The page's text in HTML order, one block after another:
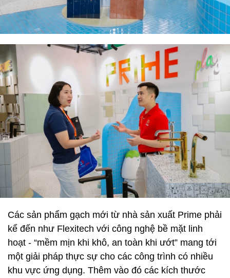
Các sản phẩm gạch mới từ nhà sản xuất Prime phải
kể đến như Flexitech với công nghệ bề mặt linh
hoạt - “mềm mịn khi khô, an toàn khi ướt” mang tới
một giải pháp thực sự cho các công trình có nhiều
khu vực ứng dụng. Thêm vào đó các kích thước